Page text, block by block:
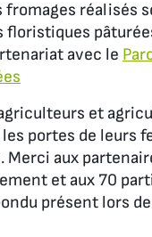
fromages réalisés
floristiques
avec le
et
portes de leurs
Merci aux
et aux 70
présent lors